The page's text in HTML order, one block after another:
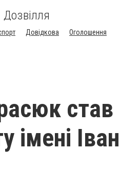
Дозвілля
Довідкова
Оголошення
став
імені